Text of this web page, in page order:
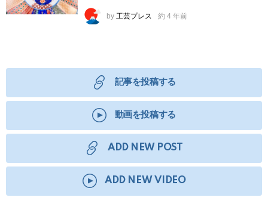
by 工芸プレス 約 4 年前
記事を投稿する
動画を投稿する
ADD NEW POST
ADD NEW VIDEO